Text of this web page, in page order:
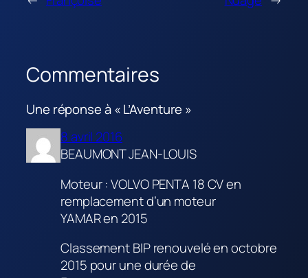
Commentaires
Une réponse à « L’Aventure »
8 avril 2016
BEAUMONT JEAN-LOUIS
Moteur : VOLVO PENTA 18 CV en
remplacement d’un moteur
YAMAR en 2015
Classement BIP renouvelé en octobre
2015 pour une durée de